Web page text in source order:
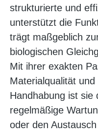
strukturierte und
unterstützt die
trägt maßgeblich
biologischen
Mit ihrer exakten
Materialqualität
Handhabung ist sie
regelmäßige
oder den